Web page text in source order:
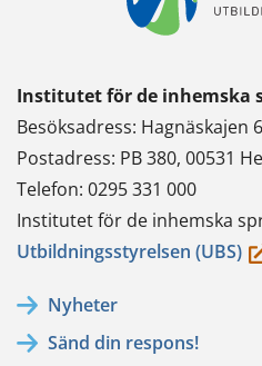
Institutet för de inhemska
Besöksadress: Hagnäskajen
Postadress: PB 380, 00531
Telefon: 0295 331 000
Institutet för de inhemska
Utbildningsstyrelsen (UBS)
Nyheter
Sänd din respons!